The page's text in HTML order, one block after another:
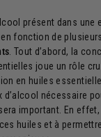
présent dans une
fonction de plusieurs
. Tout d’abord, la
joue un rôle
en huiles
d’alcool nécessaire
important. En
huiles et à